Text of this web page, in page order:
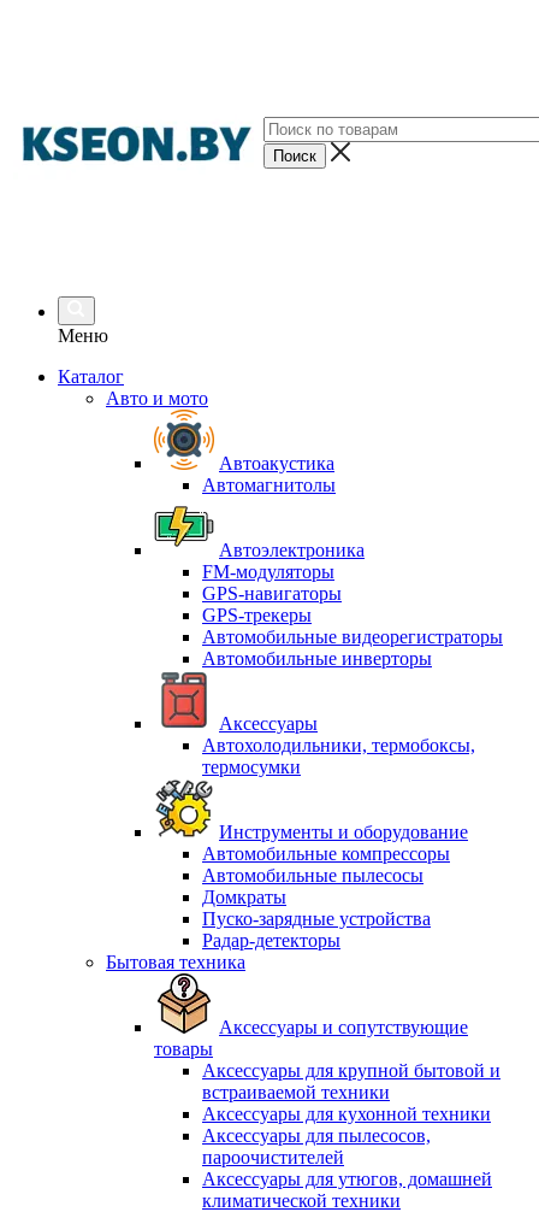
Меню
Каталог
Авто и мото
Автоакустика
Автомагнитолы
Автоэлектроника
FM-модуляторы
GPS-навигаторы
GPS-трекеры
Автомобильные видеорегистраторы
Автомобильные инверторы
Аксессуары
Автохолодильники, термобоксы,
термосумки
Инструменты и оборудование
Автомобильные компрессоры
Автомобильные пылесосы
Домкраты
Пуско-зарядные устройства
Радар-детекторы
Бытовая техника
Аксессуары и сопутствующие
товары
Аксессуары для крупной бытовой и
встраиваемой техники
Аксессуары для кухонной техники
Аксессуары для пылесосов,
пароочистителей
Аксессуары для утюгов, домашней
климатической техники